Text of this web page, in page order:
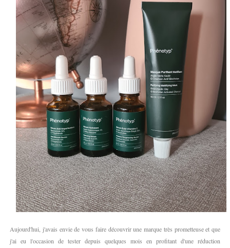
Aujourd'hui, j'avais envie de vous faire découvrir une marque très prometteuse et que
j'ai eu l'occasion de tester depuis quelques mois en profitant d'une réduction